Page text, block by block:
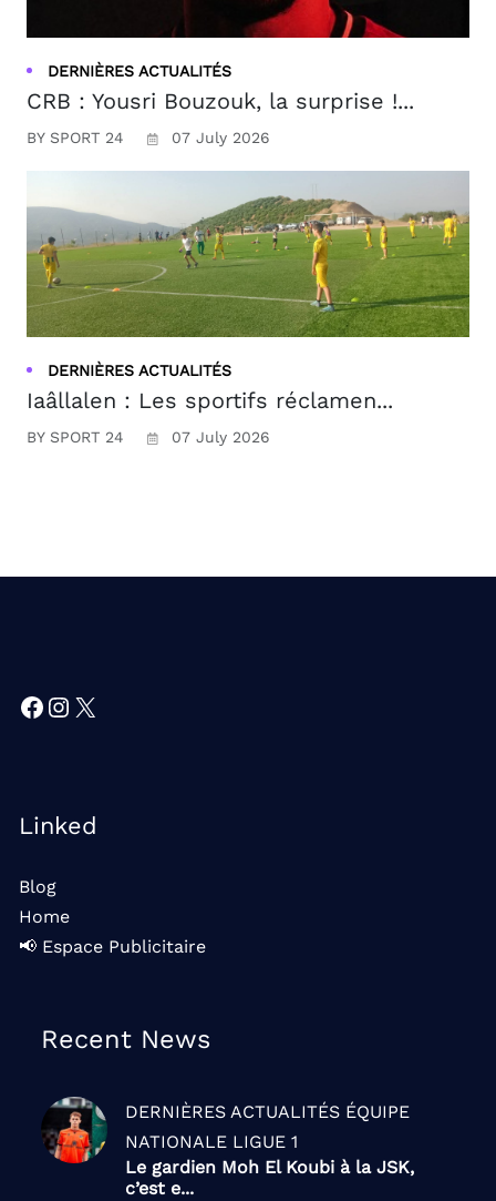
DERNIÈRES ACTUALITÉS
CRB : Yousri Bouzouk, la surprise !...
BY SPORT 24 07 July 2026
DERNIÈRES ACTUALITÉS
Iaâllalen : Les sportifs réclamen...
BY SPORT 24 07 July 2026
Facebook
Instagram
X
Linked
Blog
Home
📢 Espace Publicitaire
Recent News
DERNIÈRES ACTUALITÉS ÉQUIPE
NATIONALE LIGUE 1
Le gardien Moh El Koubi à la JSK,
c’est e...